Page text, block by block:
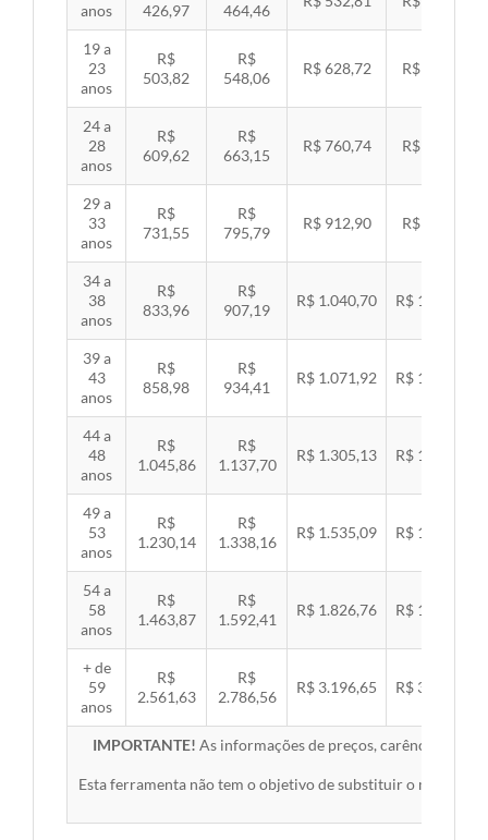
anos 426,97 464,46
19 a
23
anos
R$
503,82
R$
548,06
R$ 628,72 R$ 647,89
24 a
28
anos
R$
609,62
R$
663,15
R$ 760,74 R$ 783,94
29 a
33
anos
R$
731,55
R$
795,79
R$ 912,90 R$ 940,74
34 a
38
anos
R$
833,96
R$
907,19
R$ 1.040,70 R$ 1.072,43
39 a
43
anos
R$
858,98
R$
934,41
R$ 1.071,92 R$ 1.104,60
44 a
48
anos
R$
1.045,86
R$
1.137,70
R$ 1.305,13 R$ 1.344,92
49 a
53
anos
R$
1.230,14
R$
1.338,16
R$ 1.535,09 R$ 1.581,89
54 a
58
anos
R$
1.463,87
R$
1.592,41
R$ 1.826,76 R$ 1.882,45
+ de
59
anos
R$
2.561,63
R$
2.786,56
R$ 3.196,65 R$ 3.294,10
IMPORTANTE! As informações de preços, carências,
Esta ferramenta não tem o objetivo de substituir o material